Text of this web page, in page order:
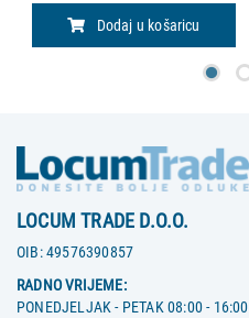
mehaničkim sustavom, mak
Dodaj u košaricu
LOCUM TRADE D.O.O.
OIB:49576390857
RADNO VRIJEME:
PONEDJELJAK - PETAK 08:00 - 16:00